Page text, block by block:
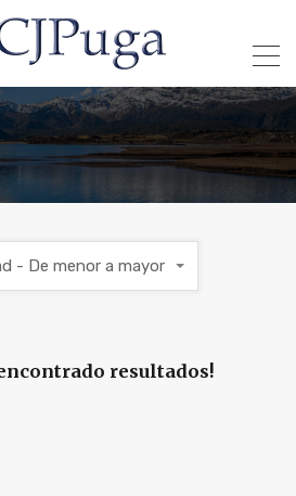
- De menor a mayor
resultados!